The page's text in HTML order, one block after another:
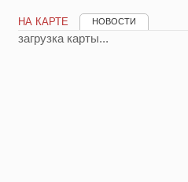
НА КАРТЕ НОВОСТИ
загрузка карты...